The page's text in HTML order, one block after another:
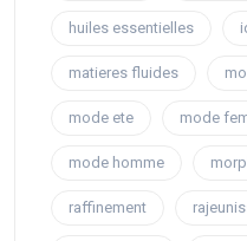
huiles essentielles
matieres fluides
mode ete mode
mode homme
raffinement